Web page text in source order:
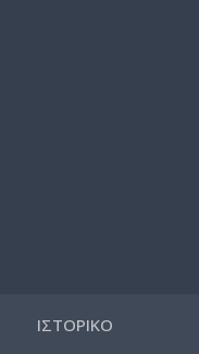
ΙΣΤΟΡΙΚΟ